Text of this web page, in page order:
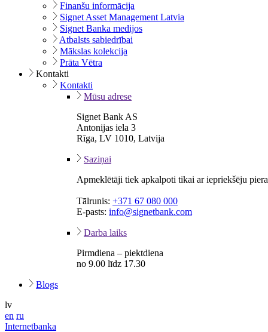
Finanšu informācija
Signet Asset Management Latvia
Signet Banka medijos
Atbalsts sabiedrībai
Mākslas kolekcija
Prāta Vētra
Kontakti
Kontakti
Mūsu adrese
Signet Bank AS
Antonijas iela 3
Rīga, LV 1010, Latvija
Saziņai
Apmeklētāji tiek apkalpoti tikai ar iepriekšēju
Tālrunis: +371 67 080 000
E-pasts: info@signetbank.com
Darba laiks
Pirmdiena – piektdiena
no 9.00 līdz 17.30
Blogs
lv
en ru
Internetbanka